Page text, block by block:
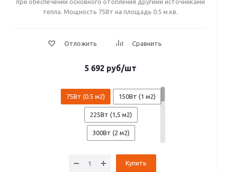
при обеспечении основного отопления другими источниками
тепла. Мощность 75Вт на площадь 0.5 м.кв.
5 692 руб/шт
75Вт (0.5 м2) 150Вт (1 м2)
225Вт (1,5 м2)
300Вт (2 м2)
Купить